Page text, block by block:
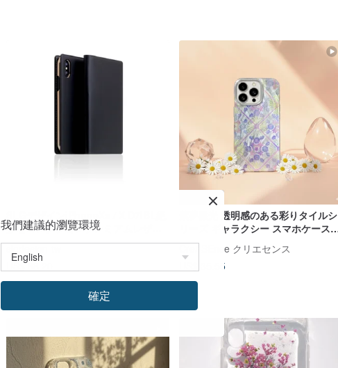
妙なコレクションプレミアムレザー
ケース
slgdesign-tw
US$ 88.20
紫夢微光 透明感のある彩りタイルシ
リーズ ギャラクシー スマホケース
CSBT10
CreASEnse クリエセンス
US$ 35.55
我們建議的瀏覽環境
確定